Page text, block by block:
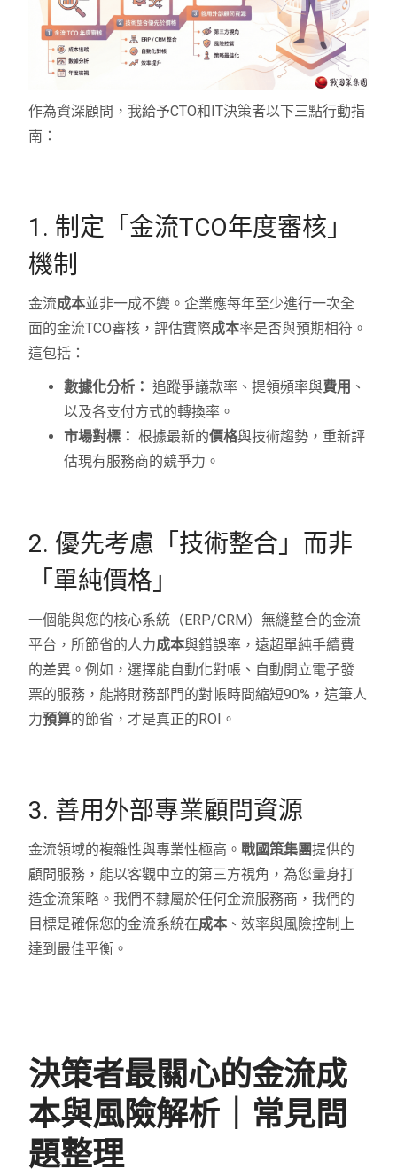
作為資深顧問，我給予CTO和IT決策者以下三點行動指
南：
1. 制定「金流TCO年度審核」
機制
金流成本並非一成不變。企業應每年至少進行一次全
面的金流TCO審核，評估實際成本率是否與預期相符。
這包括：
數據化分析： 追蹤爭議款率、提領頻率與費用 、
以及各支付方式的轉換率。
市場對標： 根據最新的價格與技術趨勢，重新評
估現有服務商的競爭力。
2. 優先考慮「技術整合」而非
「單純價格」
一個能與您的核心系統（ERP/CRM）無縫整合的金流
平台，所節省的人力成本與錯誤率，遠超單純手續費
的差異。例如，選擇能自動化對帳、自動開立電子發
票的服務，能將財務部門的對帳時間縮短90%，這筆人
力預算的節省，才是真正的ROI。
3. 善用外部專業顧問資源
金流領域的複雜性與專業性極高。戰國策集團提供的
顧問服務，能以客觀中立的第三方視角，為您量身打
造金流策略。我們不隸屬於任何金流服務商，我們的
目標是確保您的金流系統在成本 、效率與風險控制上
達到最佳平衡。
決策者最關心的金流成
本與風險解析｜常見問
題整理